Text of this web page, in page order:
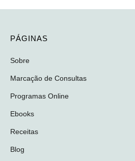
PÁGINAS
Sobre
Marcação de Consultas
Programas Online
Ebooks
Receitas
Blog